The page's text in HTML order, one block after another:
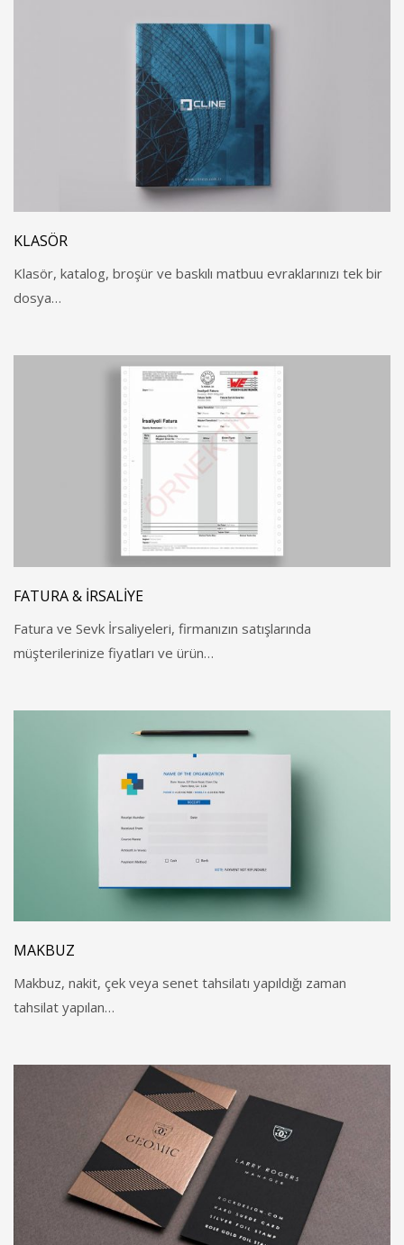
KLASÖR
Klasör, katalog, broşür ve baskılı matbuu evraklarınızı tek bir
dosya…
FATURA & İRSALIYE
Fatura ve Sevk İrsaliyeleri, firmanızın satışlarında
müşterilerinize fiyatları ve ürün…
MAKBUZ
Makbuz, nakit, çek veya senet tahsilatı yapıldığı zaman
tahsilat yapılan…